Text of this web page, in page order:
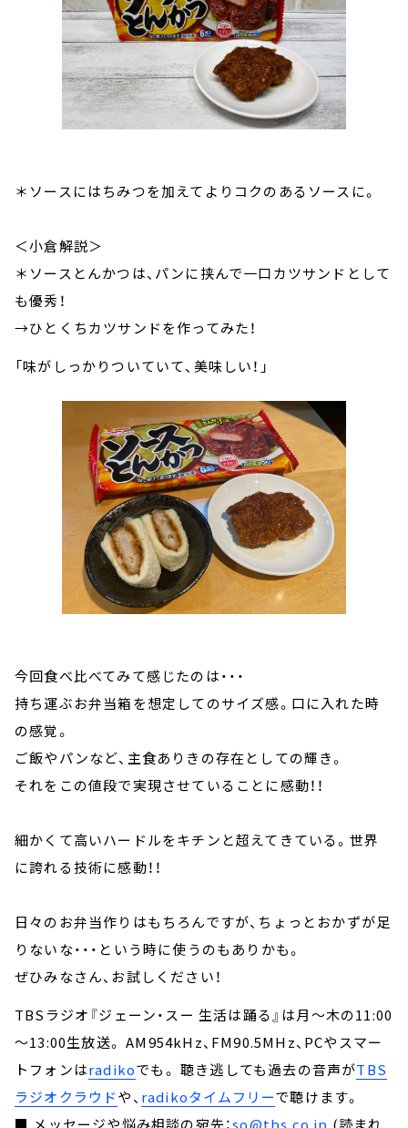
＊ソースにはちみつを加えてよりコクのあるソースに。
＜小倉解説＞
＊ソースとんかつは、パンに挟んで一口カツサンドとして
も優秀！
→ひとくちカツサンドを作ってみた！
「味がしっかりついていて、美味しい！」
今回食べ比べてみて感じたのは・・・
持ち運ぶお弁当箱を想定してのサイズ感。口に入れた時
の感覚。
ご飯やパンなど、主食ありきの存在としての輝き。
それをこの値段で実現させていることに感動！！
細かくて高いハードルをキチンと超えてきている。世界
に誇れる技術に感動！！
日々のお弁当作りはもちろんですが、ちょっとおかずが足
りないな・・・という時に使うのもありかも。
ぜひみなさん、お試しください！
TBSラジオ『ジェーン・スー 生活は踊る』は月～木の11:00
～13:00生放送。 AM954kHz、FM90.5MHz、PCやスマー
トフォンはradikoでも。 聴き逃しても過去の音声がTBS
ラジオクラウドや、 radikoタイムフリーで聴けます。
■ メッセージや悩み相談の宛先：so@tbs.co.jp (読まれ